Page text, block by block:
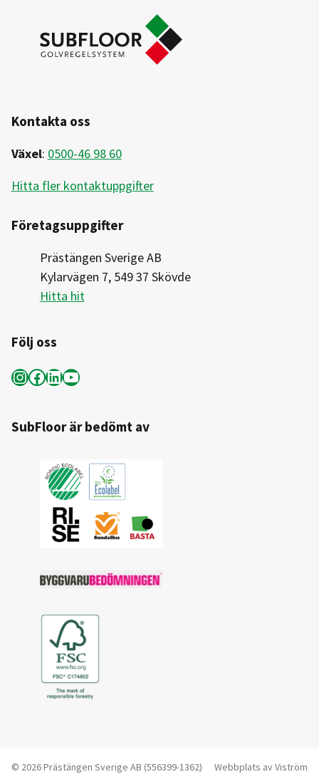
Kontakta oss
Växel: 0500-46 98 60
Hitta fler kontaktuppgifter
Företagsuppgifter
Prästängen Sverige AB
Kylarvägen 7, 549 37 Skövde
Hitta hit
Följ oss
InstagramFacebook LinkedIn YouTube
SubFloor är bedömt av
© 2026 Prästängen Sverige AB (556399-1362) Webbplats avViström